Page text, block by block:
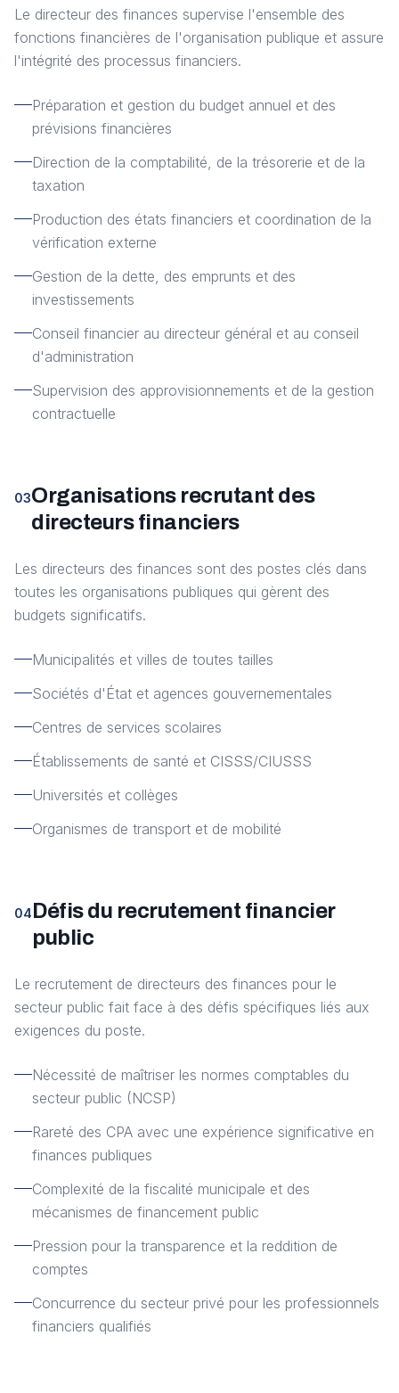
Le directeur des finances supervise l'ensemble des
fonctions financières de l'organisation publique et assure
l'intégrité des processus financiers.
Préparation et gestion du budget annuel et des
prévisions financières
Direction de la comptabilité, de la trésorerie et de la
taxation
Production des états financiers et coordination de la
vérification externe
Gestion de la dette, des emprunts et des
investissements
Conseil financier au directeur général et au conseil
d'administration
Supervision des approvisionnements et de la gestion
contractuelle
03Organisations recrutant des
directeurs financiers
Les directeurs des finances sont des postes clés dans
toutes les organisations publiques qui gèrent des
budgets significatifs.
Municipalités et villes de toutes tailles
Sociétés d'État et agences gouvernementales
Centres de services scolaires
Établissements de santé et CISSS/CIUSSS
Universités et collèges
Organismes de transport et de mobilité
04Défis du recrutement financier
public
Le recrutement de directeurs des finances pour le
secteur public fait face à des défis spécifiques liés aux
exigences du poste.
Nécessité de maîtriser les normes comptables du
secteur public (NCSP)
Rareté des CPA avec une expérience significative en
finances publiques
Complexité de la fiscalité municipale et des
mécanismes de financement public
Pression pour la transparence et la reddition de
comptes
Concurrence du secteur privé pour les professionnels
financiers qualifiés